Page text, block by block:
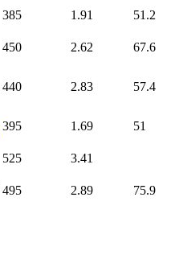
385 1.91 51.2
450 2.62 67.6
440 2.83 57.4
395 1.69 51
525 3.41
495 2.89 75.9